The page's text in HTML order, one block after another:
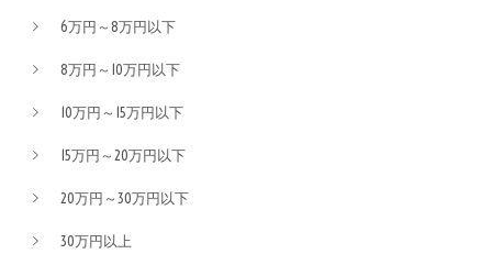
6万円～8万円以下
8万円～10万円以下
10万円～15万円以下
15万円～20万円以下
20万円～30万円以下
30万円以上